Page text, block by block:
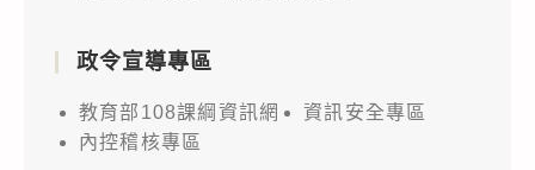
政令宣導專區
教育部108課綱資訊網
資訊安全專區
內控稽核專區